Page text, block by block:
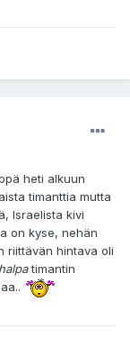
heti alkuun
timanttia mutta
Israelista kivi
on kyse, nehän
riittävän hintava oli
timantin